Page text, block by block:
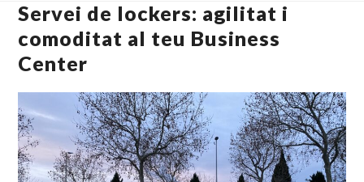
Servei de lockers: agilitat i
comoditat al teu Business
Center